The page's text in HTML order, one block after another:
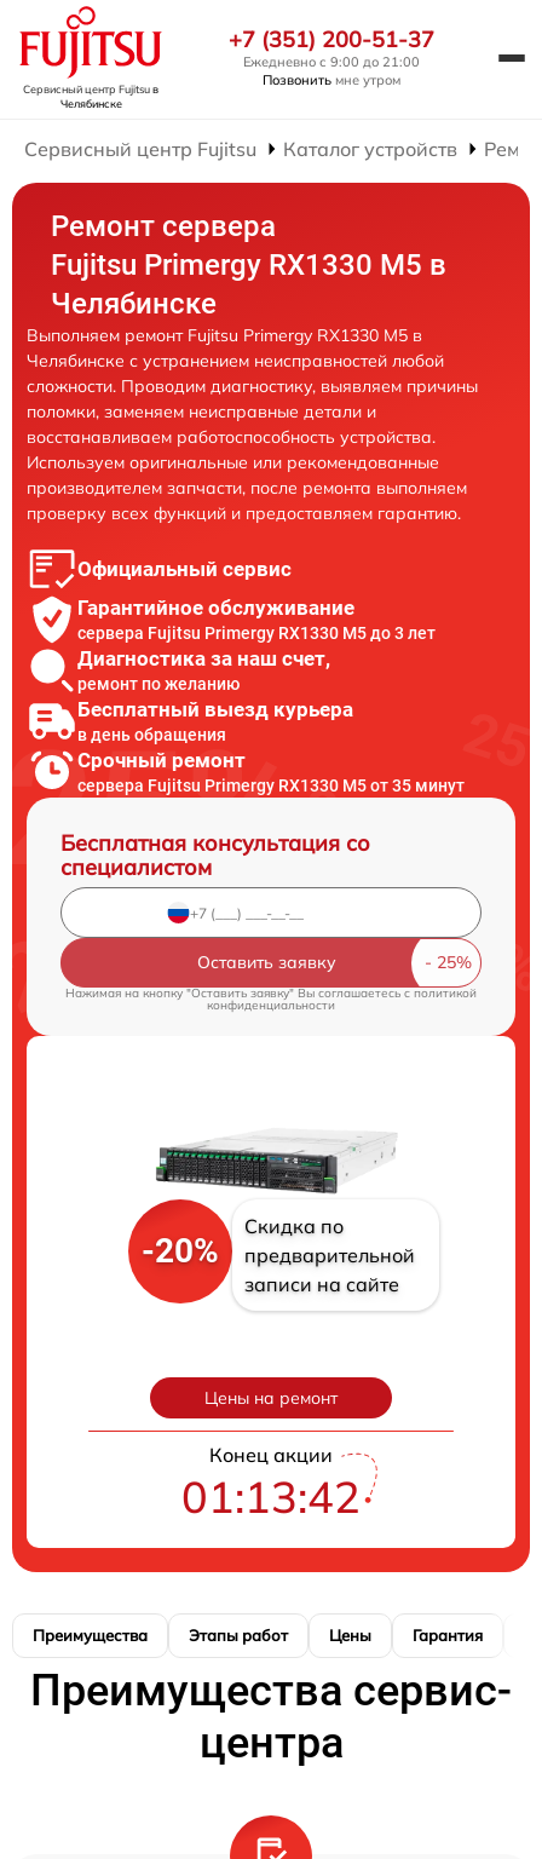
Сервисный центр Fujitsuв
Челябинске
+7 (351) 200-51-37
Ежедневно с 9:00 до 21:00
Позвонить мне утром
Сервисный центр Fujitsu Каталог устройств
Ремонт сервера
Fujitsu Primergy RX1330 M5 в
Челябинске
Выполняем ремонт Fujitsu Primergy RX1330 M5 в
Челябинске с устранением неисправностей любой
сложности. Проводим диагностику, выявляем причины
поломки, заменяем неисправные детали и
восстанавливаем работоспособность устройства.
Используем оригинальные или рекомендованные
производителем запчасти, после ремонта выполняем
проверку всех функций и предоставляем гарантию.
Официальный сервис
Гарантийное обслуживание
сервера Fujitsu Primergy RX1330 M5 до 3 лет
Диагностика за наш счет,
ремонт по желанию
Бесплатный выезд курьера
в день обращения
Срочный ремонт
сервера Fujitsu Primergy RX1330 M5 от 35 минут
Бесплатная консультация со
специалистом
Оставить заявку
Нажимая на кнопку "Оставить заявку" Вы соглашаетесь cполитикой
конфиденциальности
-20%
Скидка по
предварительной
записи на сайте
Цены на ремонт
Конец акции
01:13:41
Преимущества Этапы работ Цены Гарантия
Преимущества сервис-
центра